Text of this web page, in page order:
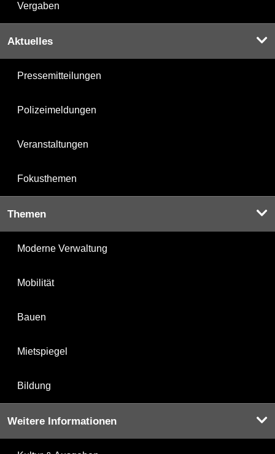
Vergaben
Aktuelles
Pressemitteilungen
Polizeimeldungen
Veranstaltungen
Fokusthemen
Themen
Moderne Verwaltung
Mobilität
Bauen
Mietspiegel
Bildung
Weitere Informationen